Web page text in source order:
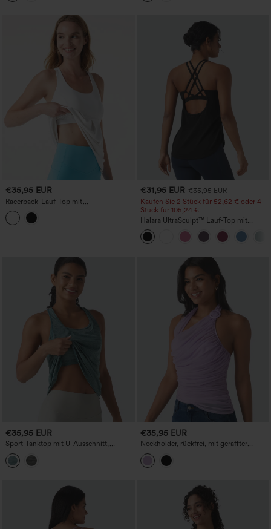
€35,95 EUR
Racerback-Lauf-Top mit
Kordelzugsaum, integriertem BH, Cool-
Touch, schnelltrocknend, UPF50+
€31,95 EUR €35,95 EUR
Kaufen Sie 2 Stück für 52,62 € oder 4
Stück für 105,24 €.
Halara UltraSculpt™ Lauf-Top mit
rundem Ausschnitt und überkreuztem
Rücken, Cup-Größen DD-F
€35,95 EUR
Sport-Tanktop mit U-Ausschnitt,
integriertem BH und Racerback
€35,95 EUR
Neckholder, rückfrei, mit geraffter
Mesh-Überlagerung und integriertem
BH, Resort-Trägertop